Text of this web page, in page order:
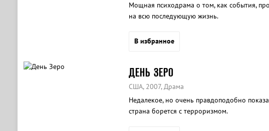
Мощная психодрама о том, как события,
на всю последующую жизнь.
В избранное
ДЕНЬ ЗЕРО
США, 2007, Драма
Недалекое, но очень правдоподобно
страна борется с терроризмом.